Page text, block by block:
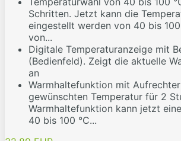
Schritten. Jetzt kann die
eingestellt werden von 40 bis
von...
Digitale Temperaturanzeige mit
(Bedienfeld). Zeigt die aktuelle
an
Warmhaltefunktion mit
gewünschten Temperatur für 2
Warmhaltefunktion kann jetzt
40 bis 100 °C...